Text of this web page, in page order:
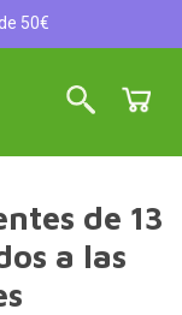
50€
de 13
a las